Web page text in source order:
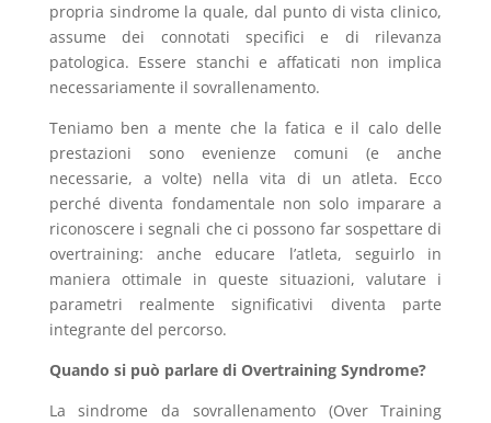
propria sindrome la quale, dal punto di vista clinico,
assume dei connotati specifici e di rilevanza
patologica. Essere stanchi e affaticati non implica
necessariamente il sovrallenamento.
Teniamo ben a mente che la fatica e il calo delle
prestazioni sono evenienze comuni (e anche
necessarie, a volte) nella vita di un atleta. Ecco
perché diventa fondamentale non solo imparare a
riconoscere i segnali che ci possono far sospettare di
overtraining: anche educare l’atleta, seguirlo in
maniera ottimale in queste situazioni, valutare i
parametri realmente significativi diventa parte
integrante del percorso.
Quando si può parlare di Overtraining Syndrome?
La sindrome da sovrallenamento (Over Training